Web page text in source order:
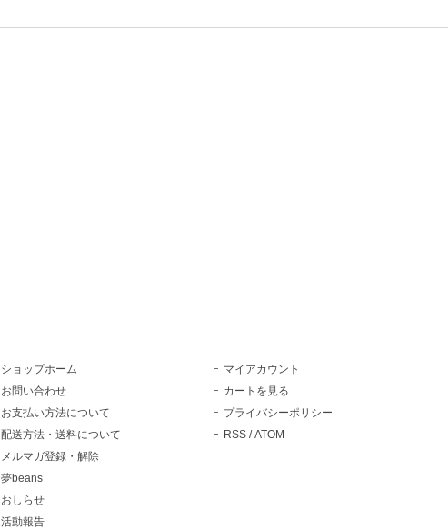
ショップホーム
お問い合わせ
お支払い方法について
配送方法・送料について
メルマガ登録・解除
夢beans
おしらせ
活動報告
マイアカウント
カートを見る
プライバシーポリシー
RSS /ATOM